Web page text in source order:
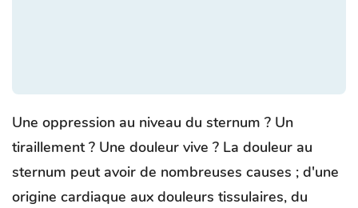
Une oppression au niveau du sternum ? Un
tiraillement ? Une douleur vive ? La douleur au
sternum peut avoir de nombreuses causes ; d'une
origine cardiaque aux douleurs tissulaires, du